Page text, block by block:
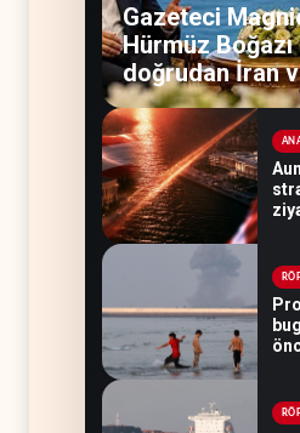
Gazeteci
Hürmüz
doğrudan İran
teslim etti